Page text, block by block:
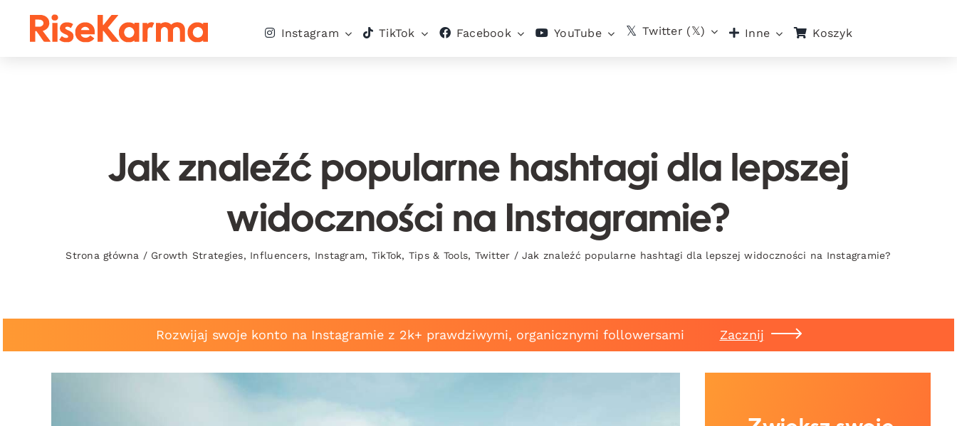
Instagram TikTok Facebook YouTube Twitter (𝕏) Inne Koszyk
Jak znaleźć popularne hashtagi dla lepszej
widoczności na Instagramie?
Strona główna / Growth Strategies, Influencers, Instagram, TikTok, Tips & Tools, Twitter / Jak znaleźć popularne hashtagi dla lepszej widoczności na Instagramie?
Rozwijaj swoje konto na Instagramie z 2k+ prawdziwymi, organicznymi followersami Zacznij